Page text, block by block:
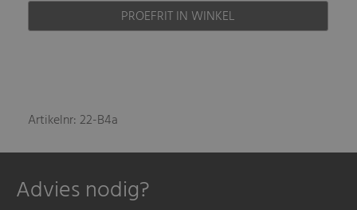
PROEFRIT IN WINKEL
Artikelnr: 22-B4a
Advies nodig?